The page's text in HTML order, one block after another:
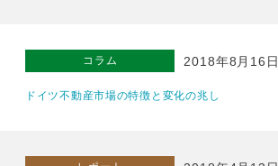
コラム 2018年8月16日
ドイツ不動産市場の特徴と変化の兆し